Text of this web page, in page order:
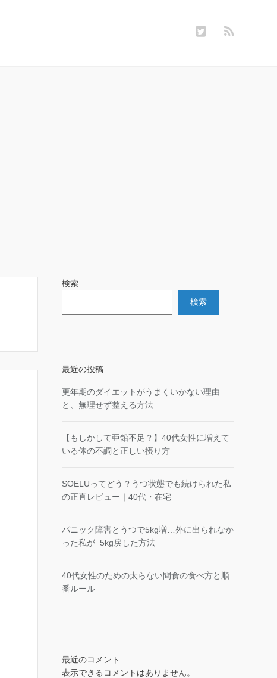
検索
検索
最近の投稿
更年期のダイエットがうまくいかない理由
と、無理せず整える方法
【もしかして亜鉛不足？】40代女性に増えて
いる体の不調と正しい摂り方
SOELUってどう？うつ状態でも続けられた私
の正直レビュー｜40代・在宅
パニック障害とうつで5kg増…外に出られなか
った私が−5kg戻した方法
40代女性のための太らない間食の食べ方と順
番ルール
最近のコメント
表示できるコメントはありません。